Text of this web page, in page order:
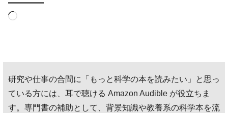
読
中…
研究や仕事の合間に「もっと科学の本を読みたい」と思っ
ている方には、耳で聴ける Amazon Audible が役立ちま
す。専門書の補助として、背景知識や教養系の科学本を流